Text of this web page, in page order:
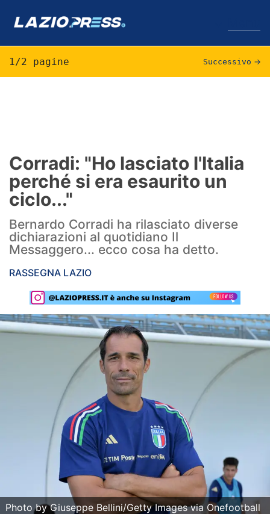
Formello
Infortuni
Primavera
Calciomercato
Lazio Women
Social
Calcio
Champions League
Europa League
Altri Sport
Formula 1
Tennis
1/2 pagine Successivo →
Corradi: "Ho lasciato l'Italia
perché si era esaurito un
ciclo..."
Bernardo Corradi ha rilasciato diverse
dichiarazioni al quotidiano Il
Messaggero... ecco cosa ha detto.
RASSEGNA LAZIO
Photo by Giuseppe Bellini/Getty Images via Onefootball